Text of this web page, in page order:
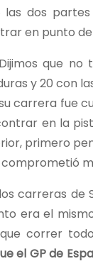
dos partes
en punto
que
y 20 con
carrera fue
en la
primero
carreras de
era el
correr
el GP de